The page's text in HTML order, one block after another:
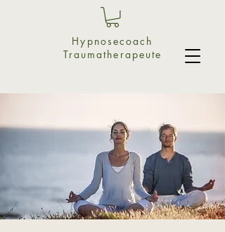
Hypnosecoach
Traumatherapeute